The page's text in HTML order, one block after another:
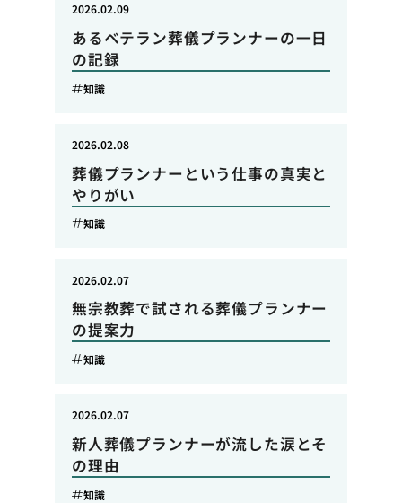
あるベテラン葬儀プランナーの一日
の記録
2026.02.09
知識
葬儀プランナーという仕事の真実と
やりがい
2026.02.08
知識
無宗教葬で試される葬儀プランナー
の提案力
2026.02.07
知識
新人葬儀プランナーが流した涙とそ
の理由
2026.02.07
知識